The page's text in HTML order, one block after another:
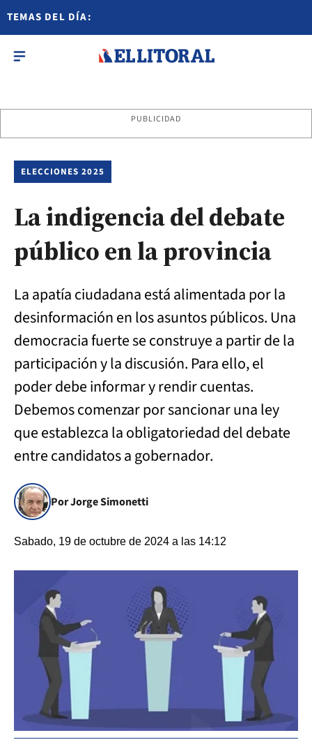
TEMAS DEL DÍA:
PUBLICIDAD
ELECCIONES 2025
La indigencia del debate
público en la provincia
La apatía ciudadana está alimentada por la
desinformación en los asuntos públicos. Una
democracia fuerte se construye a partir de la
participación y la discusión. Para ello, el
poder debe informar y rendir cuentas.
Debemos comenzar por sancionar una ley
que establezca la obligatoriedad del debate
entre candidatos a gobernador.
Por Jorge Simonetti
Sabado, 19 de octubre de 2024 a las 14:12